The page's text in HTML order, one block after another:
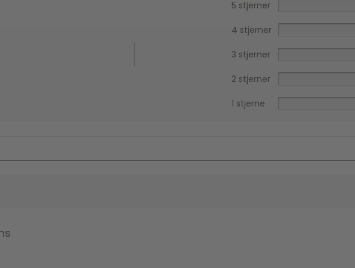
5 stjerner
4 stjerner
3 stjerner
2 stjerner
1 stjerne